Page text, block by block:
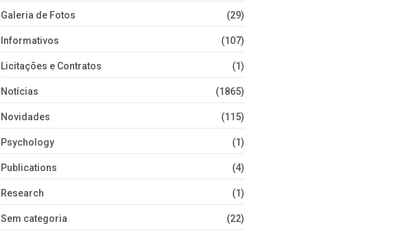
Galeria de Fotos (29)
Informativos (107)
Licitações e Contratos (1)
Notícias (1865)
Novidades (115)
Psychology (1)
Publications (4)
Research (1)
Sem categoria (22)